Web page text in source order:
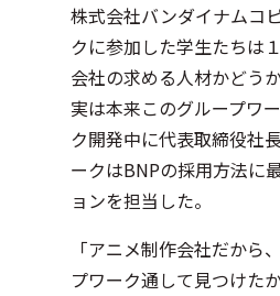
株式会社バンダイナムコ
クに参加した学生たちは
会社の求める人材かどう
実は本来このグループワ
ク開発中に代表取締役社
ークはBNPの採用方法に
ョンを担当した。
「アニメ制作会社だか
プワーク通して見つけた